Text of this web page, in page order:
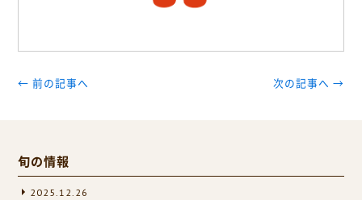
← 前の記事へ 次の記事へ →
旬の情報
2025.12.26